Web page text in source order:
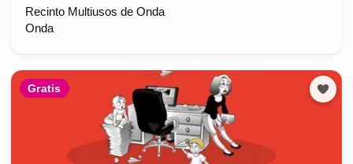
Recinto Multiusos de Onda
Onda
Gratis